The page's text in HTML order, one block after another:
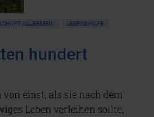
ALLGEMEIN
LEBENSHILFE
hundert
einst, als sie nach dem
Leben verleihen sollte,